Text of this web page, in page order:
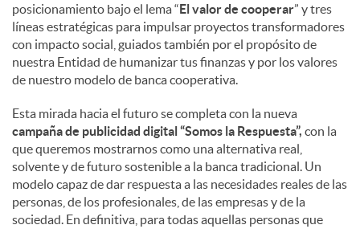
posicionamiento bajo el lema “ El valor de cooperar” y tres
líneas estratégicas para impulsar proyectos transformadores
con impacto social, guiados también por el propósito de
nuestra Entidad de humanizar tus finanzas y por los valores
de nuestro modelo de banca cooperativa.
Esta mirada hacia el futuro se completa con la nueva
campaña de publicidad digital “Somos la Respuesta”, con la
que queremos mostrarnos como una alternativa real,
solvente y de futuro sostenible a la banca tradicional. Un
modelo capaz de dar respuesta a las necesidades reales de las
personas, de los profesionales, de las empresas y de la
sociedad. En definitiva, para todas aquellas personas que